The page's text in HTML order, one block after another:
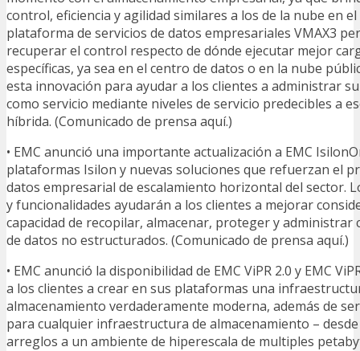
control, eficiencia y agilidad similares a los de la nube en
plataforma de servicios de datos empresariales VMAX3
recuperar el control respecto de dónde ejecutar mejor
específicas, ya sea en el centro de datos o en la nube
esta innovación para ayudar a los clientes a administrar
como servicio mediante niveles de servicio predecibles a
híbrida. (Comunicado de prensa aquí.)
• EMC anunció una importante actualización a EMC
plataformas Isilon y nuevas soluciones que refuerzan el
datos empresarial de escalamiento horizontal del sector.
y funcionalidades ayudarán a los clientes a mejorar
capacidad de recopilar, almacenar, proteger y administrar
de datos no estructurados. (Comunicado de prensa aquí.)
• EMC anunció la disponibilidad de EMC ViPR 2.0 y EMC
a los clientes a crear en sus plataformas una
almacenamiento verdaderamente moderna, además de
para cualquier infraestructura de almacenamiento –
arreglos a un ambiente de hiperescala de multiples